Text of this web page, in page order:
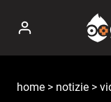
contenuto
home > notizie >